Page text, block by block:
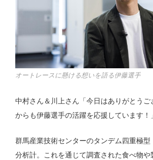
オートレースに懸ける想いを語る伊藤選手
中村さん＆川上さん「今日はありがとうご
からも伊藤選手の活躍を応援しています！」
群馬産業技術センターのタンデム四重極型
分析計。これを通じて調査された食べ物や